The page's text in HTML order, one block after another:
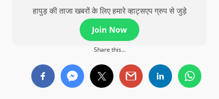
हापुड़ की ताजा खबरों के लिए हमारे व्हाट्सएप ग्रुप से जुड़े
Join Now
Share this...